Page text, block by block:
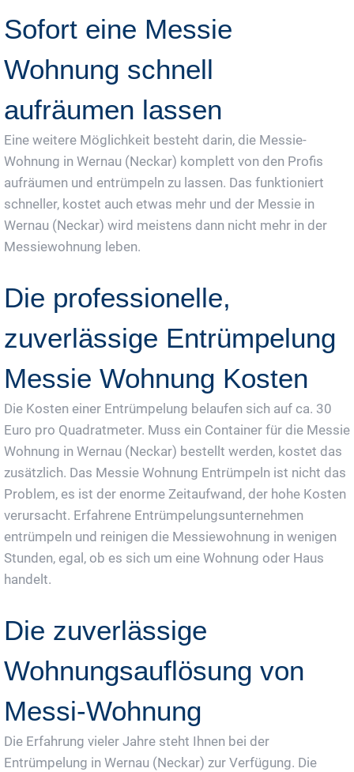
Sofort eine Messie
Wohnung schnell
aufräumen lassen
Eine weitere Möglichkeit besteht darin, die Messie-
Wohnung in Wernau (Neckar) komplett von den Profis
aufräumen und entrümpeln zu lassen. Das funktioniert
schneller, kostet auch etwas mehr und der Messie in
Wernau (Neckar) wird meistens dann nicht mehr in der
Messiewohnung leben.
Die professionelle,
zuverlässige Entrümpelung
Messie Wohnung Kosten
Die Kosten einer Entrümpelung belaufen sich auf ca. 30
Euro pro Quadratmeter. Muss ein Container für die Messie
Wohnung in Wernau (Neckar) bestellt werden, kostet das
zusätzlich. Das Messie Wohnung Entrümpeln ist nicht das
Problem, es ist der enorme Zeitaufwand, der hohe Kosten
verursacht. Erfahrene Entrümpelungsunternehmen
entrümpeln und reinigen die Messiewohnung in wenigen
Stunden, egal, ob es sich um eine Wohnung oder Haus
handelt.
Die zuverlässige
Wohnungsauflösung von
Messi-Wohnung
Die Erfahrung vieler Jahre steht Ihnen bei der
Entrümpelung in Wernau (Neckar) zur Verfügung. Die